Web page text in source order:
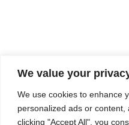
We value your
We use cookies to enhance
personalized ads or
clicking "Accept All", you